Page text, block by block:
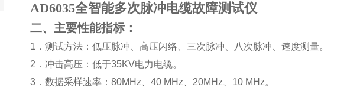
AD6035全智能多次脉冲电缆故障测试仪
二、主要性能指标：
1 ．测试方法：低压脉冲、高压闪络、三次脉冲、八次脉冲、速度测量。
2 ．冲击高压：低于35KV电力电缆。
3 ．数据采样速率： 80MHz 40 MHz 20MHz 10 MHz。